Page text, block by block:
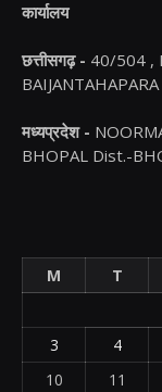
कार्यालय
छत्तीसगढ़ - 40/504 ,
मध्यप्रदेश -
BHOPAL Dist.-
M
T
3
4
10
11